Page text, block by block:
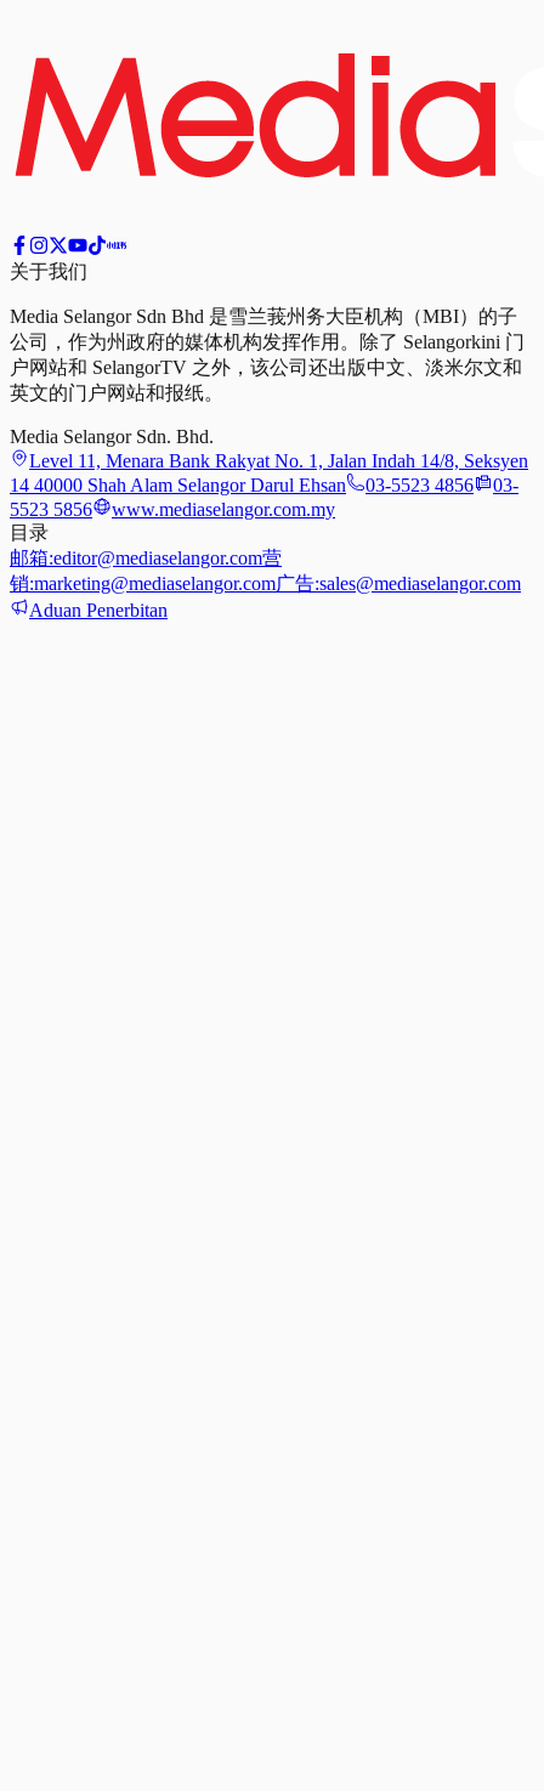
关于我们
Media Selangor Sdn Bhd 是雪兰莪州务大臣机构（MBI）的子
公司，作为州政府的媒体机构发挥作用。除了 Selangorkini 门
户网站和 SelangorTV 之外，该公司还出版中文、淡米尔文和
英文的门户网站和报纸。
Media Selangor Sdn. Bhd.
Level 11, Menara Bank Rakyat No. 1, Jalan Indah 14/8, Seksyen
14 40000 Shah Alam Selangor Darul Ehsan
03-5523 4856
03-
5523 5856
www.mediaselangor.com.my
目录
邮箱:editor@mediaselangor.com营
销:marketing@mediaselangor.com广告:sales@mediaselangor.com
Aduan Penerbitan